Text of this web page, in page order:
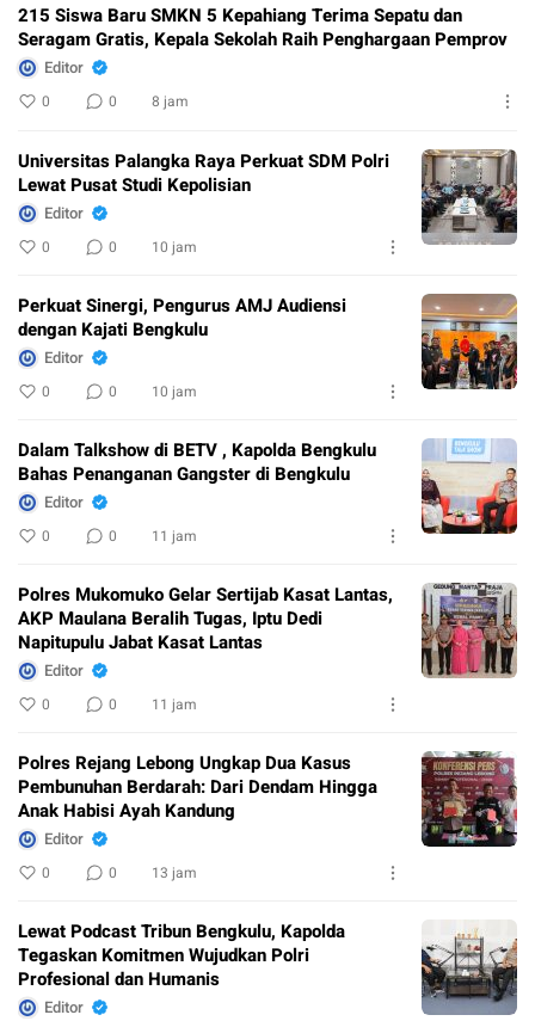
215 Siswa Baru SMKN 5 Kepahiang Terima Sepatu dan
Seragam Gratis, Kepala Sekolah Raih Penghargaan Pemprov
Editor
0 0 8 jam
Universitas Palangka Raya Perkuat SDM Polri
Lewat Pusat Studi Kepolisian
Editor
0 0 10 jam
Perkuat Sinergi, Pengurus AMJ Audiensi
dengan Kajati Bengkulu
Editor
0 0 10 jam
Dalam Talkshow di BETV , Kapolda Bengkulu
Bahas Penanganan Gangster di Bengkulu
Editor
0 0 11 jam
Polres Mukomuko Gelar Sertijab Kasat Lantas,
AKP Maulana Beralih Tugas, Iptu Dedi
Napitupulu Jabat Kasat Lantas
Editor
0 0 11 jam
Polres Rejang Lebong Ungkap Dua Kasus
Pembunuhan Berdarah: Dari Dendam Hingga
Anak Habisi Ayah Kandung
Editor
0 0 13 jam
Lewat Podcast Tribun Bengkulu, Kapolda
Tegaskan Komitmen Wujudkan Polri
Profesional dan Humanis
Editor